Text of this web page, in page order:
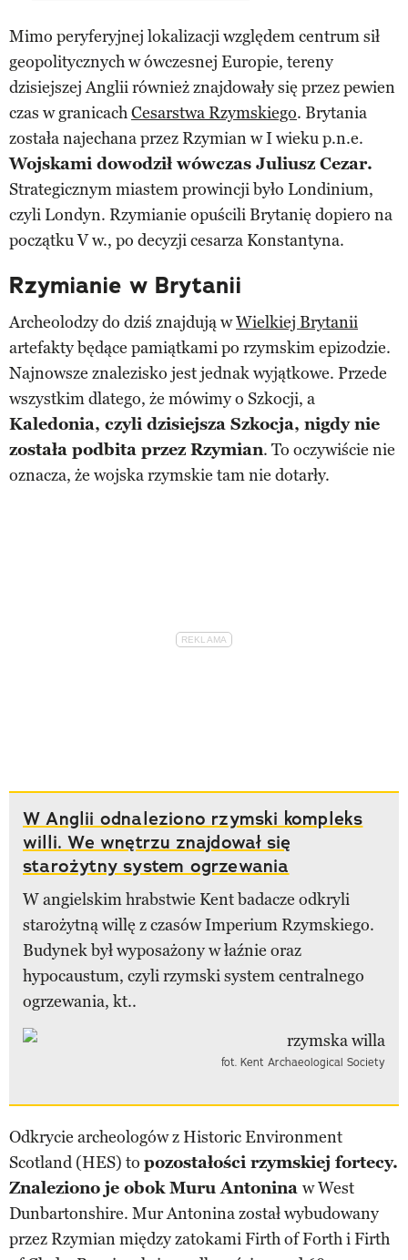
Mimo peryferyjnej lokalizacji względem centrum sił
geopolitycznych w ówczesnej Europie, tereny
dzisiejszej Anglii również znajdowały się przez pewien
czas w granicachCesarstwa Rzymskiego. Brytania
została najechana przez Rzymian w I wieku p.n.e.
Wojskami dowodził wówczas Juliusz Cezar.
Strategicznym miastem prowincji było Londinium,
czyli Londyn. Rzymianie opuścili Brytanię dopiero na
początku V w., po decyzji cesarza Konstantyna.
Rzymianie w Brytanii
Archeolodzy do dziś znajdują wWielkiej Brytanii
artefakty będące pamiątkami po rzymskim epizodzie.
Najnowsze znalezisko jest jednak wyjątkowe. Przede
wszystkim dlatego, że mówimy o Szkocji, a
Kaledonia, czyli dzisiejsza Szkocja, nigdy nie
została podbita przez Rzymian. To oczywiście nie
oznacza, że wojska rzymskie tam nie dotarły.
W Anglii odnaleziono rzymski kompleks
willi. We wnętrzu znajdował się
starożytny system ogrzewania
W angielskim hrabstwie Kent badacze odkryli
starożytną willę z czasów Imperium Rzymskiego.
Budynek był wyposażony w łaźnie oraz
hypocaustum, czyli rzymski system centralnego
ogrzewania, kt..
fot. Kent Archaeological Society
Odkrycie archeologów z Historic Environment
Scotland (HES) to pozostałości rzymskiej fortecy.
Znaleziono je obok Muru Antonina w West
Dunbartonshire. Mur Antonina został wybudowany
przez Rzymian między zatokami Firth of Forth i Firth